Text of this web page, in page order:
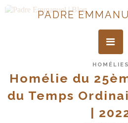
PADRE
HOMÉLIES
Homélie du
du Temps
|